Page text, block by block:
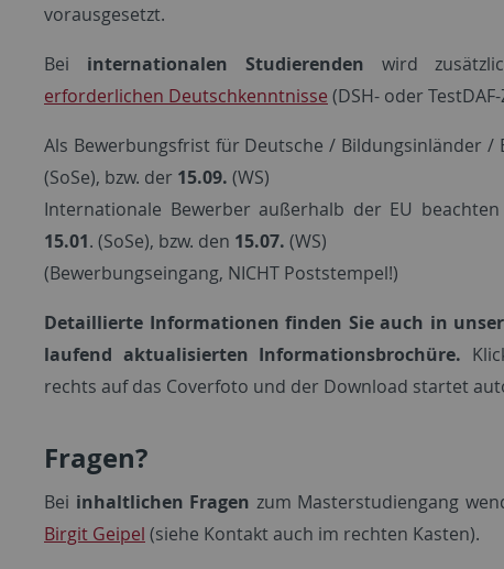
vorausgesetzt.
Bei internationalen Studierenden wird
erforderlichen Deutschkenntnisse (DSH- oder
Als Bewerbungsfrist für Deutsche / Bildungsinländer /
(SoSe), bzw. der 15.09. (WS)
Internationale Bewerber außerhalb der EU
15.01. (SoSe), bzw. den 15.07. (WS)
(Bewerbungseingang, NICHT Poststempel!)
Detaillierte Informationen finden Sie auch in
laufend aktualisierten Informationsbrochüre.
rechts auf das Coverfoto und der Download startet
Fragen?
Bei inhaltlichen Fragen zum Masterstudiengang
Birgit Geipel (siehe Kontakt auch im rechten Kasten).